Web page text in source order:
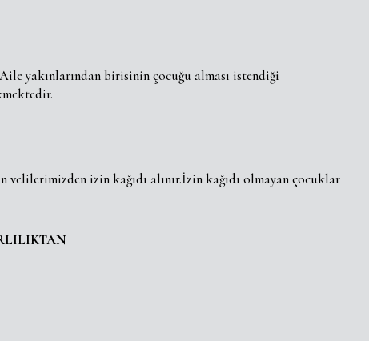
yakınlarından birisinin çocuğu alması istendiği
izin kağıdı alınır.İzin kağıdı olmayan çocuklar